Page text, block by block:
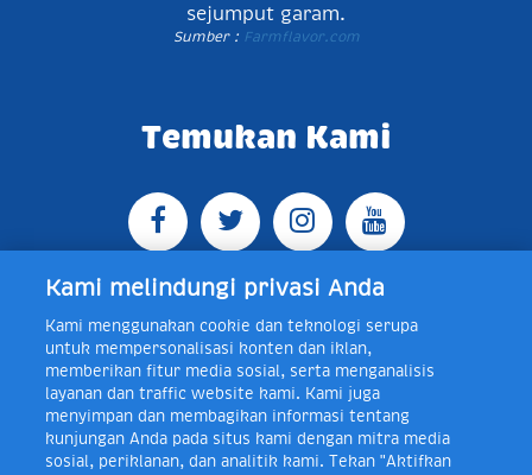
sejumput garam.
Sumber :Farmflavor.com
Temukan Kami
Jl. Raya Bogor KM 5, Pasar Rebo, Jakarta Timur,
Indonesia 13760
Telp +62 21 8410945 | PO BOX
4074 Jakarta 13760 Indonesia
Toll Free Layanan Peduli Frisian Flag 0-80018-21-406;
Senin - Jumat, 08:00 - 16:30 WIB, E-mail:
layanan.peduli@frieslandcampina.com
Kami melindungi privasi Anda
Kami menggunakan cookie dan teknologi serupa
untuk mempersonalisasi konten dan iklan,
memberikan fitur media sosial, serta menganalisis
layanan dan traffic website kami. Kami juga
menyimpan dan membagikan informasi tentang
kunjungan Anda pada situs kami dengan mitra media
sosial, periklanan, dan analitik kami. Tekan "Aktifkan